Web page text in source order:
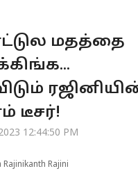
மதத்தை
டீசர்!
12:44:50 PM
Rajini